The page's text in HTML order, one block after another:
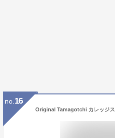
no. 16